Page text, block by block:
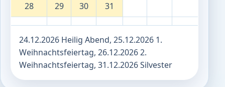
28
29 30 31
24.12.2026 Heilig Abend, 25.12.2026 1.
Weihnachtsfeiertag, 26.12.2026 2.
Weihnachtsfeiertag, 31.12.2026 Silvester